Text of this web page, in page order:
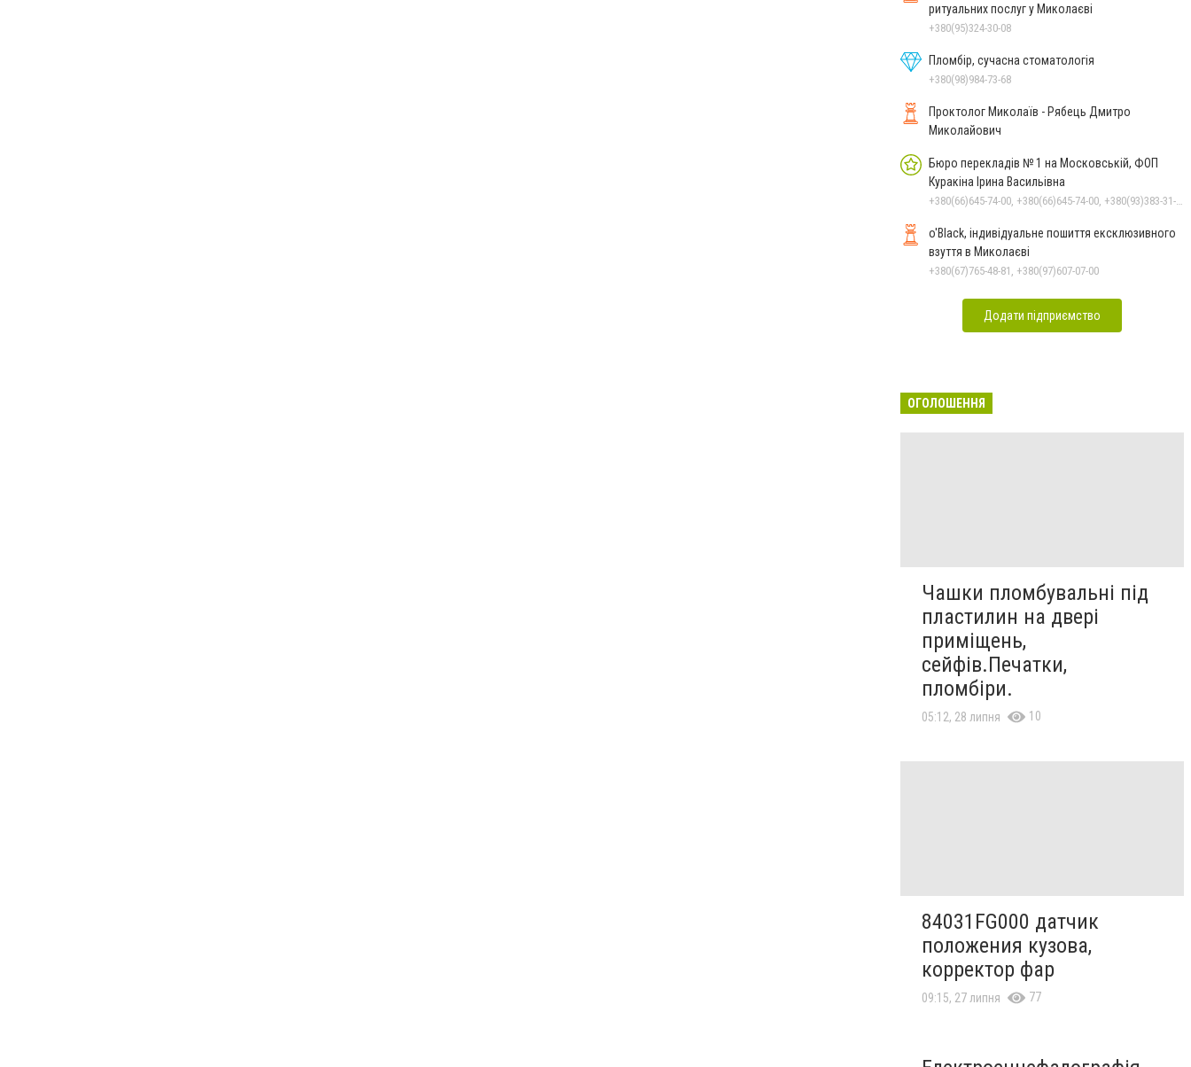
ритуальних послуг у Миколаєві
+380(95)324-30-08
Пломбір, сучасна стоматологія
+380(98)984-73-68
Проктолог Миколаїв - Рябець Дмитро
Миколайович
Бюро перекладів № 1 на Московській, ФОП
Куракіна Ірина Васильівна
o'Black, індивідуальне пошиття ексклюзивного
взуття в Миколаєві
+380(67)765-48-81, +380(97)607-07-00
Додати підприємство
ОГОЛОШЕННЯ
Чашки пломбувальні під
пластилин на двері
приміщень,
сейфів.Печатки,
пломбіри.
05:12, 28 липня 10
84031FG000 датчик
положения кузова,
корректор фар
09:15, 27 липня 77